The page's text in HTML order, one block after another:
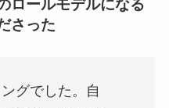
ロールモデルになる
さった
グでした。自